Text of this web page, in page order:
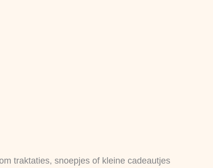
traktaties, snoepjes of kleine cadeautjes